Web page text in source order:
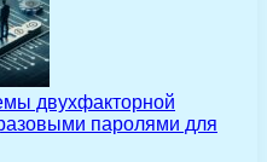
двухфакторной
паролями для